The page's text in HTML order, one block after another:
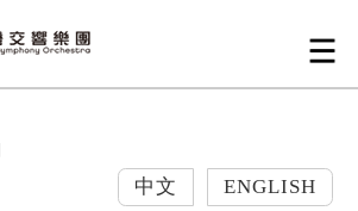
中文 ENGLISH